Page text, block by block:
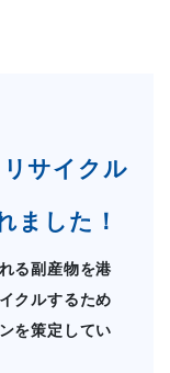
サイクル
ました！
る副産物を港
クルするため
を策定してい